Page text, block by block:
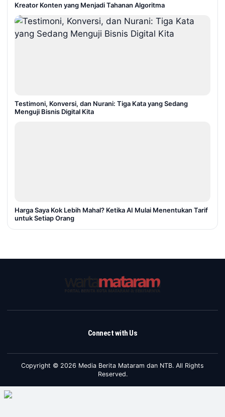
Kreator Konten yang Menjadi Tahanan Algoritma
Testimoni, Konversi, dan Nurani: Tiga Kata yang Sedang
Menguji Bisnis Digital Kita
Harga Saya Kok Lebih Mahal? Ketika AI Mulai Menentukan Tarif
untuk Setiap Orang
Connect with Us
Copyright © 2026 Media Berita Mataram dan NTB. All Rights
Reserved.